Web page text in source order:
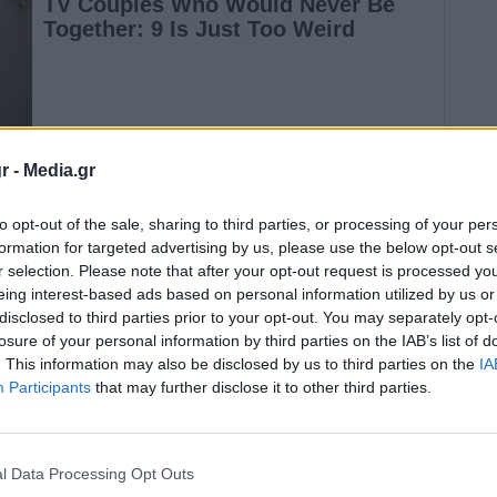
- Media.gr
opt-out of the sale, sharing to third parties, or processing of your
for targeted advertising by us, please use the below opt-out
selection. Please note that after your opt-out request is processed
interest-based ads based on personal information utilized by us
to third parties prior to your opt-out. You may separately
of your personal information by third parties on the IAB’s list of
This information may also be disclosed by us to third parties on the
Participants that may further disclose it to other third parties.
Data Processing Opt Outs
υπογράμμισε ο υπουργός Επικρατείας
στην ΕΡΤ, λίγη ώρα πριν τη συνάντηση που θα
εκπροσώπους των τοπικών αρχών του
παρέσχε τη διαβεβαίωση για σχέδιο
και μάλιστα «πάρα πολύ
κοινωνίες, σημείωσε με έμφαση
το προφανές όπως είπε, ότι δηλαδή το